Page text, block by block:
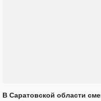
В Саратовской области